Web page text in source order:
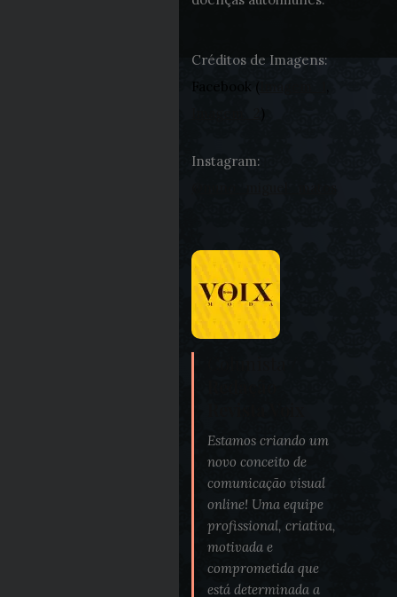
Créditos de Imagens:
Facebook (
,
)
Instagram:
Estamos criando um
novo conceito de
comunicação visual
online! Uma equipe
profissional, criativa,
motivada e
comprometida que
está determinada a